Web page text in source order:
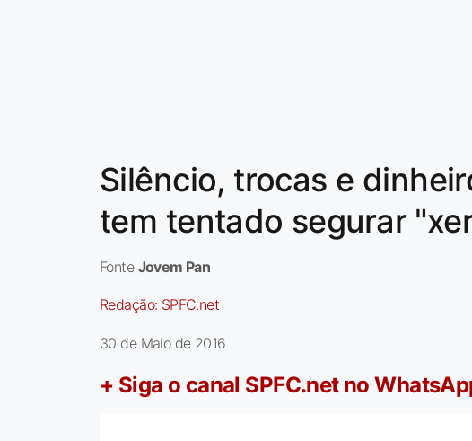
Silêncio, trocas e
tem tentado segurar
Fonte Jovem Pan
Redação: SPFC.net
30 de Maio de 2016
+ Siga o canal SPFC.net no